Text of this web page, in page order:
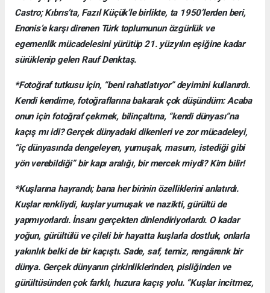
Castro; Kıbrıs’ta, Fazıl Küçük’le birlikte, ta 1950’lerden beri,
Enonis’e karşı direnen Türk toplumunun özgürlük ve
egemenlik mücadelesini yürütüp 21. yüzyılın eşiğine kadar
sürüklenip gelen Rauf Denktaş.
*Fotoğraf tutkusu için, “beni rahatlatıyor” deyimini kullanırdı.
Kendi kendime, fotoğraflarına bakarak çok düşündüm: Acaba
onun için fotoğraf çekmek, bilinçaltına, “kendi dünyası”na
kaçış mı idi? Gerçek dünyadaki dikenleri ve zor mücadeleyi,
“iç dünyasında dengeleyen, yumuşak, masum, istediği gibi
yön verebildiği” bir kapı aralığı, bir mercek miydi? Kim bilir!
*Kuşlarına hayrandı; bana her birinin özelliklerini anlatırdı.
Kuşlar renkliydi, kuşlar yumuşak ve nazikti, gürültü de
yapmıyorlardı. İnsanı gerçekten dinlendiriyorlardı. O kadar
yoğun, gürültülü ve çileli bir hayatta kuşlarla dostluk, onlarla
yakınlık belki de bir kaçıştı. Sade, saf, temiz, rengârenk bir
dünya. Gerçek dünyanın çirkinliklerinden, pisliğinden ve
gürültüsünden çok farklı, huzura kaçış yolu. “Kuşlar incitmez,